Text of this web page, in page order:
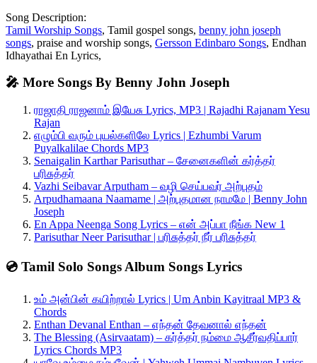
Song Description:
Tamil Worship Songs, Tamil gospel songs, benny john joseph
songs, praise and worship songs, Gersson Edinbaro Songs, Endhan
Idhayathai En Lyrics,
🎤 More Songs By Benny John Joseph
ராஜாதி ராஜனாம் இயேசு Lyrics, MP3 | Rajadhi Rajanam Yesu
Rajan
எழும்பி வரும் புயல்களிலே Lyrics | Ezhumbi Varum
Puyalkalilae Chords MP3
Senaigalin Karthar Parisuthar – சேனைகளின் கர்த்தர்
பரிசுத்தர்
Vazhi Seibavar Arputham – வழி செய்பவர் அற்புதம்
Arpudhamaana Naamame | அற்புதமான நாமமே | Benny John
Joseph
En Appa Neenga Song Lyrics – என் அப்பா நீங்க New 1
Parisuthar Neer Parisuthar | பரிசுத்தர் நீர் பரிசுத்தர்
💿 Tamil Solo Songs Album Songs Lyrics
உம் அன்பின் கயிற்றால் Lyrics | Um Anbin Kayitraal MP3 &
Chords
Enthan Devanal Enthan – எந்தன் தேவனால் எந்தன்
The Blessing (Asirvaatam) – கர்த்தர் நம்மை ஆசீர்வதிப்பார்
Lyrics Chords MP3